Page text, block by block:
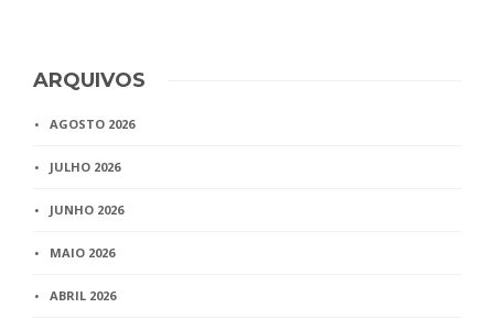
ARQUIVOS
AGOSTO 2026
JULHO 2026
JUNHO 2026
MAIO 2026
ABRIL 2026